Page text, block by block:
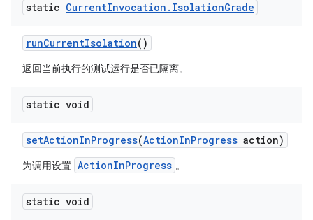
static CurrentInvocation . IsolationGrade
runCurrentIsolation()
返回当前执行的测试运行是否已隔离。
static void
setActionInProgress(ActionInProgress action)
为调用设置 ActionInProgress 。
static void